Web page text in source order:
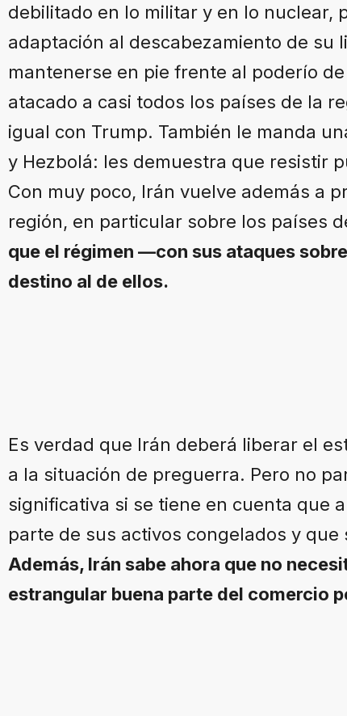
debilitado en lo militar y en lo nuclear,
adaptación al descabezamiento de su
mantenerse en pie frente al poderío
atacado a casi todos los países de la
igual con Trump. También le manda
y Hezbolá: les demuestra que resistir
Con muy poco, Irán vuelve además a
región, en particular sobre los países
que el régimen —con sus ataques
destino al de ellos.
Es verdad que Irán deberá liberar el
a la situación de preguerra. Pero no
significativa si se tiene en cuenta que
parte de sus activos congelados y que
Además, Irán sabe ahora que no
estrangular buena parte del comercio